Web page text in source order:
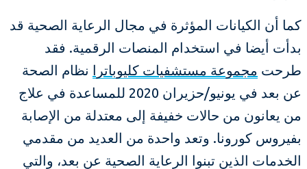
كما أن الكيانات المؤثرة في مجال الرعاية الصحية قد
بدأت أيضا في استخدام المنصات الرقمية. فقد
طرحت مجموعة مستشفيات كليوباترا نظام الصحة
عن بعد في يونيو/حزيران 2020 للمساعدة في علاج
من يعانون من حالات خفيفة إلى معتدلة من الإصابة
بفيروس كورونا. وتعد واحدة من العديد من مقدمي
الخدمات الذين تبنوا الرعاية الصحية عن بعد، والتي